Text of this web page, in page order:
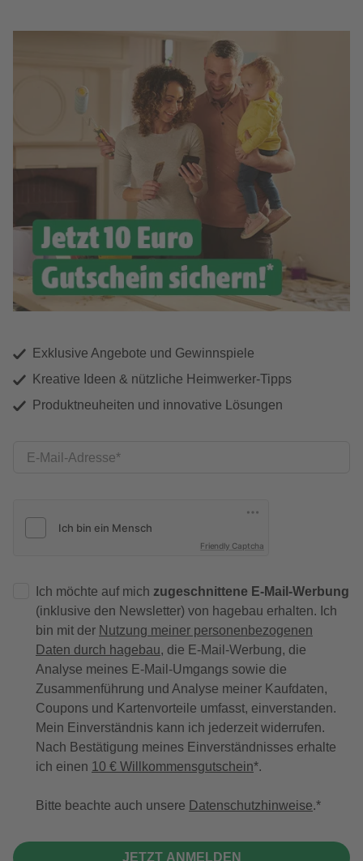
Exklusive Angebote und Gewinnspiele
Kreative Ideen & nützliche Heimwerker-Tipps
Produktneuheiten und innovative Lösungen
E-Mail-Adresse
Friendly Captcha
Ich möchte auf mich zugeschnittene E-Mail-Werbung
(inklusive den Newsletter) von hagebau erhalten. Ich
bin mit der Nutzung meiner personenbezogenen
Daten durch hagebau, die E-Mail-Werbung, die
Analyse meines E-Mail-Umgangs sowie die
Zusammenführung und Analyse meiner Kaufdaten,
Coupons und Kartenvorteile umfasst, einverstanden.
Mein Einverständnis kann ich jederzeit widerrufen.
Nach Bestätigung meines Einverständnisses erhalte
ich einen 10 € Willkommensgutschein*.
Bitte beachte auch unsere Datenschutzhinweise.
JETZT ANMELDEN